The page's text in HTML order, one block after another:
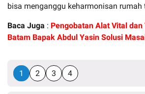
bisa menganggu keharmonisan rumah
Baca Juga : Pengobatan Alat Vital
Batam Bapak Abdul Yasin Solusi
1 2 3 4